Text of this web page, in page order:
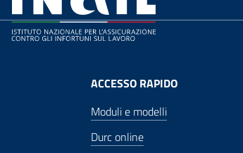
ACCESSO RAPIDO
Moduli e modelli
Durc online